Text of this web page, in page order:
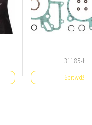
311.85zł
Sprawdź